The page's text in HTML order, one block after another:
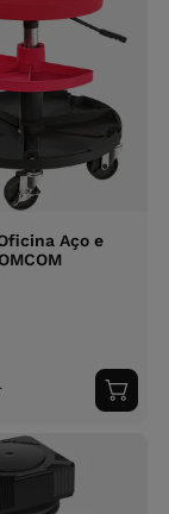
Aço e
ao